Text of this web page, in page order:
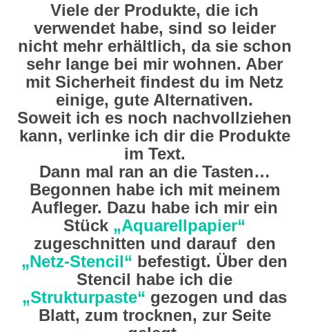
Viele der Produkte, die ich
verwendet habe, sind so leider
nicht mehr erhältlich, da sie schon
sehr lange bei mir wohnen. Aber
mit Sicherheit findest du im Netz
einige, gute Alternativen.
Soweit ich es noch nachvollziehen
kann, verlinke ich dir die Produkte
im Text.
Dann mal ran an die Tasten…
Begonnen habe ich mit meinem
Aufleger. Dazu habe ich mir ein
Stück „Aquarellpapier“
zugeschnitten und darauf den
„Netz-Stencil“ befestigt. Über den
Stencil habe ich die
„Strukturpaste“ gezogen und das
Blatt, zum trocknen, zur Seite